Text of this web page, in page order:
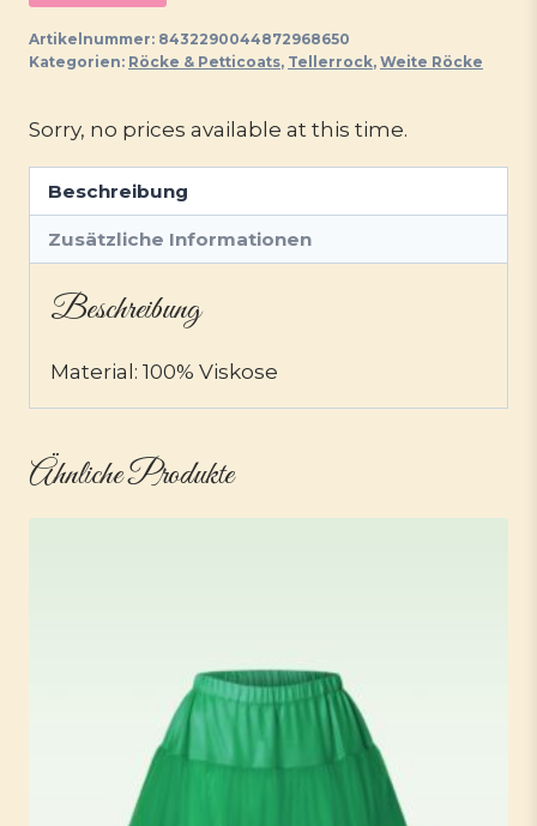
Artikelnummer: 8432290044872968650
Kategorien: Röcke & Petticoats, Tellerrock, Weite Röcke
Sorry, no prices available at this time.
Beschreibung
Zusätzliche Informationen
Beschreibung
Material: 100% Viskose
Ähnliche Produkte